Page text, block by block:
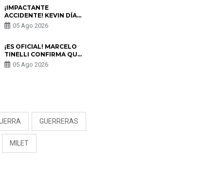
¡IMPACTANTE
ACCIDENTE! KEVIN DÍAZ
CAE DESDE OCHO
METROS EN “ESTO ES
PREOCUPACIÓN
05 Ago 2026
¡ES OFICIAL! MARCELO
TINELLI CONFIRMA QUE
REGRESÓ CON MILETT
FIGUEROA: “EL AMOR
05 Ago 2026
GUERRERAS
MILET